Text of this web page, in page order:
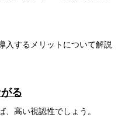
入するメリットについて解説
る
高い視認性でしょう。